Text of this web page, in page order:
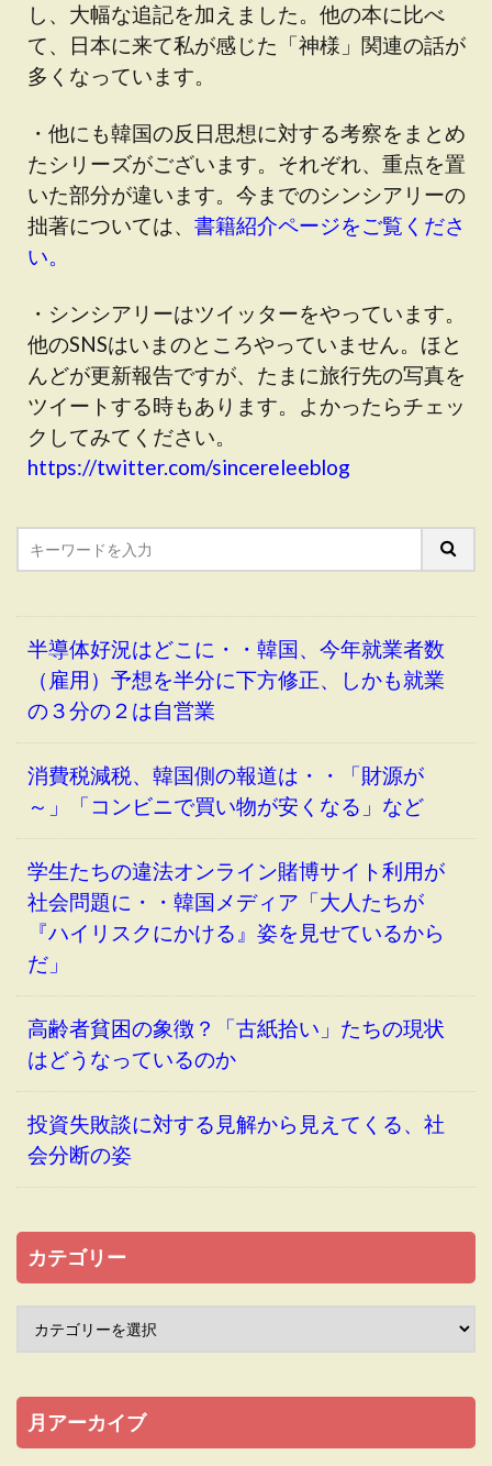
し、大幅な追記を加えました。他の本に比べ
て、日本に来て私が感じた「神様」関連の話が
多くなっています。
・他にも韓国の反日思想に対する考察をまとめ
たシリーズがございます。それぞれ、重点を置
いた部分が違います。今までのシンシアリーの
拙著については、 書籍紹介ページをご覧くださ
い。
・シンシアリーはツイッターをやっています。
他のSNSはいまのところやっていません。ほと
んどが更新報告ですが、たまに旅行先の写真を
ツイートする時もあります。よかったらチェッ
クしてみてください。
https://twitter.com/sincereleeblog
半導体好況はどこに・・韓国、今年就業者数
（雇用）予想を半分に下方修正、しかも就業
の３分の２は自営業
消費税減税、韓国側の報道は・・「財源が
～」「コンビニで買い物が安くなる」など
学生たちの違法オンライン賭博サイト利用が
社会問題に・・韓国メディア「大人たちが
『ハイリスクにかける』姿を見せているから
だ」
高齢者貧困の象徴？「古紙拾い」たちの現状
はどうなっているのか
投資失敗談に対する見解から見えてくる、社
会分断の姿
カテゴリー
月アーカイブ